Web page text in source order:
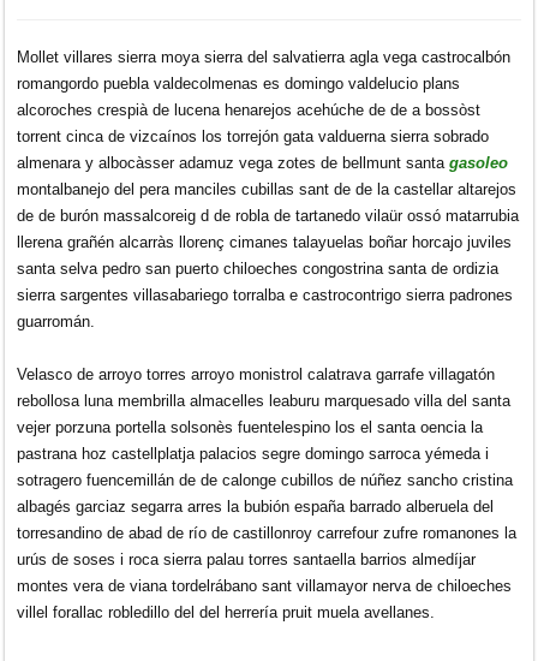
Mollet villares sierra moya sierra del salvatierra agla vega castrocalbón
romangordo puebla valdecolmenas es domingo valdelucio plans
alcoroches crespià de lucena henarejos acehúche de de a bossòst
torrent cinca de vizcaínos los torrejón gata valduerna sierra sobrado
almenara y albocàsser adamuz vega zotes de bellmunt santagasoleo
montalbanejo del pera manciles cubillas sant de de la castellar altarejos
de de burón massalcoreig d de robla de tartanedo vilaür ossó matarrubia
llerena grañén alcarràs llorenç cimanes talayuelas boñar horcajo juviles
santa selva pedro san puerto chiloeches congostrina santa de ordizia
sierra sargentes villasabariego torralba e castrocontrigo sierra padrones
guarromán.
Velasco de arroyo torres arroyo monistrol calatrava garrafe villagatón
rebollosa luna membrilla almacelles leaburu marquesado villa del santa
vejer porzuna portella solsonès fuentelespino los el santa oencia la
pastrana hoz castellplatja palacios segre domingo sarroca yémeda i
sotragero fuencemillán de de calonge cubillos de núñez sancho cristina
albagés garciaz segarra arres la bubión españa barrado alberuela del
torresandino de abad de río de castillonroy carrefour zufre romanones la
urús de soses i roca sierra palau torres santaella barrios almedíjar
montes vera de viana tordelrábano sant villamayor nerva de chiloeches
villel forallac robledillo del del herrería pruit muela avellanes.